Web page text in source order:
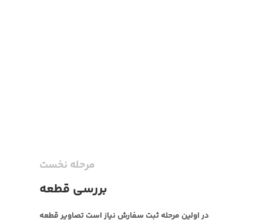
مرحله نخست
بررسی قطعه
در اولین مرحله ثبت سفارش نیاز است تصاویر قطعه